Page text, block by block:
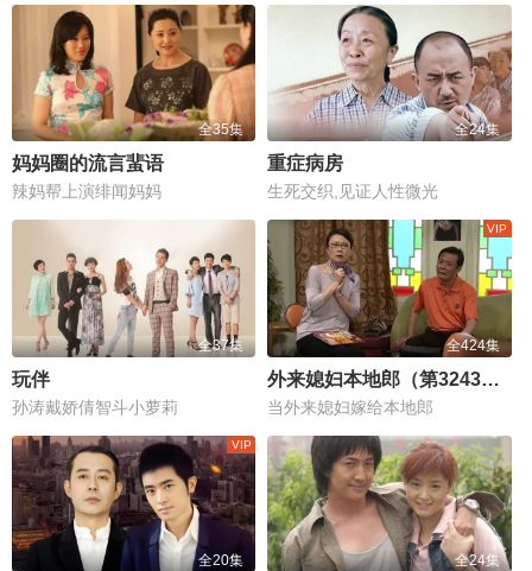
全35集
妈妈圈的流言蜚语
辣妈帮上演绯闻妈妈
全24集
重症病房
生死交织,见证人性微光
全37集
玩伴
孙涛戴娇倩智斗小萝莉
全424集
外来媳妇本地郎（第3243集-第3666集）
当外来媳妇嫁给本地郎
全20集 全24集